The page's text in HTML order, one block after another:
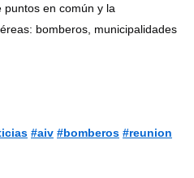
en común y la
bomberos, municipalidades
#aiv #bomberos #reunion